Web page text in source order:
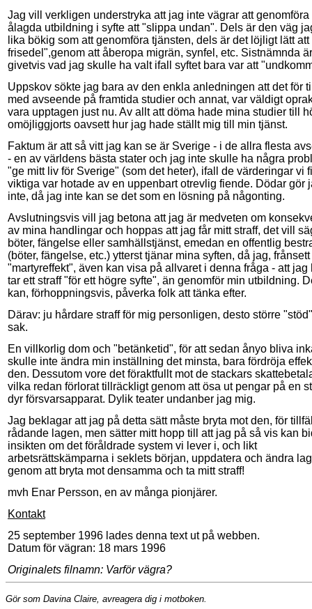
Jag vill verkligen understryka att jag inte vägrar att genomföra
ålagda utbildning i syfte att "slippa undan". Dels är den väg
lika bökig som att genomföra tjänsten, dels är det löjligt lätt att
frisedel",genom att åberopa migrän, synfel, etc. Sistnämnda är
givetvis vad jag skulle ha valt ifall syftet bara var att
Uppskov sökte jag bara av den enkla anledningen att det för
med avseende på framtida studier och annat, var väldigt
vara upptagen just nu. Av allt att döma hade mina studier till
omöjliggjorts oavsett hur jag hade ställt mig till min tjänst.
Faktum är att så vitt jag kan se är Sverige - i de allra flesta
- en av världens bästa stater och jag inte skulle ha några
"ge mitt liv för Sverige" (som det heter), ifall de värderingar vi
viktiga var hotade av en uppenbart otrevlig fiende. Dödar gör
inte, då jag inte kan se det som en lösning på någonting.
Avslutningsvis vill jag betona att jag är medveten om
av mina handlingar och hoppas att jag får mitt straff, det vill
böter, fängelse eller samhällstjänst, emedan en offentlig
(böter, fängelse, etc.) ytterst tjänar mina syften, då jag,
"martyreffekt", även kan visa på allvaret i denna fråga - att jag
tar ett straff "för ett högre syfte", än genomför min utbildning.
kan, förhoppningsvis, påverka folk att tänka efter.
Därav: ju hårdare straff för mig personligen, desto större
sak.
En villkorlig dom och "betänketid", för att sedan ånyo bliva
skulle inte ändra min inställning det minsta, bara fördröja
den. Dessutom vore det föraktfullt mot de stackars
vilka redan förlorat tillräckligt genom att ösa ut pengar på en
dyr försvarsapparat. Dylik teater undanber jag mig.
Jag beklagar att jag på detta sätt måste bryta mot den, för
rådande lagen, men sätter mitt hopp till att jag på så vis kan
insikten om det föråldrade system vi lever i, och likt
arbetsrättskämparna i seklets början, uppdatera och ändra
genom att bryta mot densamma och ta mitt straff!
mvh Enar Persson, en av många pionjärer.
Kontakt
25 september 1996 lades denna text ut på webben.
Datum för vägran: 18 mars 1996
Originalets filnamn: Varför vägra?
Gör som Davina Claire, avreagera dig i motboken.